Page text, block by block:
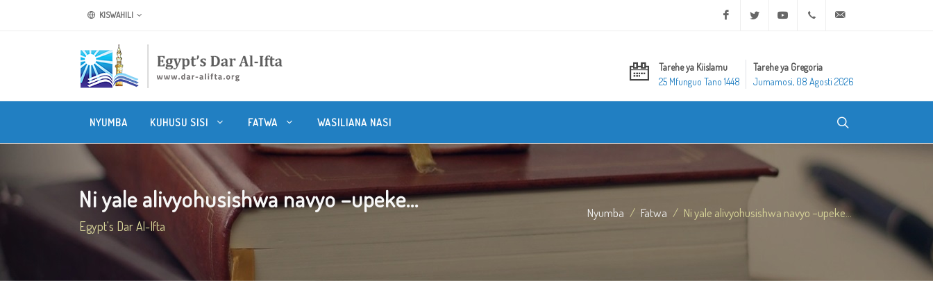
KISWAHILI Facebook Twitter Youtube +20 2 25970400
Tarehe ya Kiislamu
25 Mfunguo Tano 1448
Tarehe ya Gregoria
Jumamosi, 08 Agosti 2026
NYUMBA KUHUSU SISI FATWA WASILIANA NASI
Ni yale alivyohusishwa navyo –upeke...
Egypt's Dar Al-Ifta
Nyumba Fatwa Ni yale alivyohusishwa navyo –upeke...